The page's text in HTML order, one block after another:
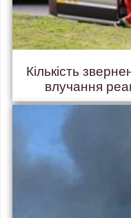
Кількість
влучання